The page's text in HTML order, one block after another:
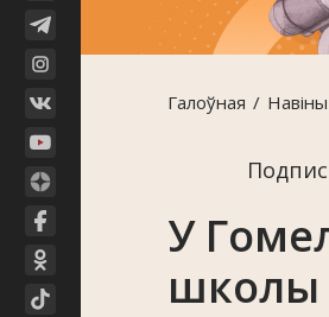
Галоўная Навiны
У
школы